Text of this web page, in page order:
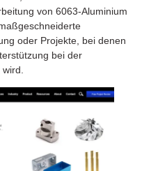
von 6063-Aluminium
oder Projekte, bei denen
bei der